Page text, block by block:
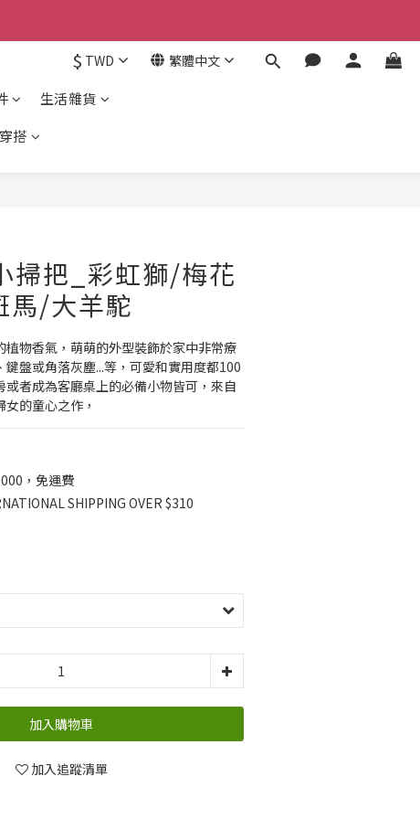
$ TWD 繁體中文
生活雜貨
搭
掃把_彩虹獅/梅花
/大羊駝
植物香氣，萌萌的外型裝飾於家中非常療
盤或角落灰塵...等，可愛和實用度都100
或者成為客廳桌上的必備小物皆可，來自
的童心之作，
，免運費
SHIPPING OVER $310
加入購物車
加入追蹤清單